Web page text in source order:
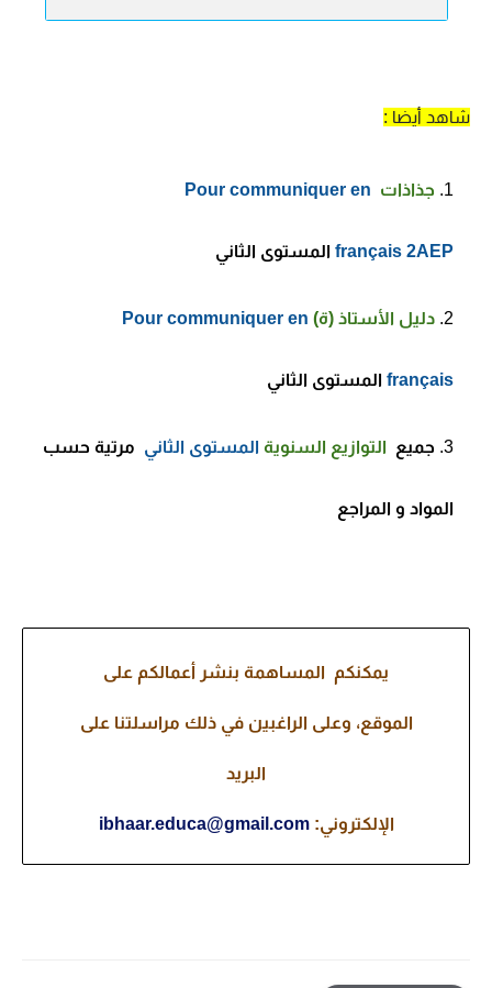
شاهد أيضا :
جذاذات Pour communiquer en
français 2AEP المستوى الثاني
دليل الأستاذ (ة) Pour communiquer en
français المستوى الثاني
جميع التوازيع السنوية المستوى الثاني مرتية حسب
المواد و المراجع
يمكنكم المساهمة بنشر أعمالكم على
الموقع، وعلى الراغبين في ذلك مراسلتنا على
البريد
الإلكتروني:ibhaar.educa@gmail.com